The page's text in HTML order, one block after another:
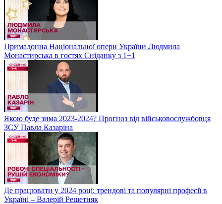
Примадонна Національної опери України Людмила
Монастирська в гостях Сніданку з 1+1
Якою буде зима 2023-2024? Прогноз від військовослужбовця
ЗСУ Павла Казаріна
Де працювати у 2024 році: трендові та популярні професії в
Україні – Валерій Решетняк